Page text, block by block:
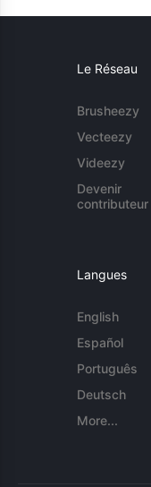
Le Réseau
Brusheezy
Vecteezy
Videezy
Devenir
contributeur
Langues
English
Español
Português
Deutsch
More...